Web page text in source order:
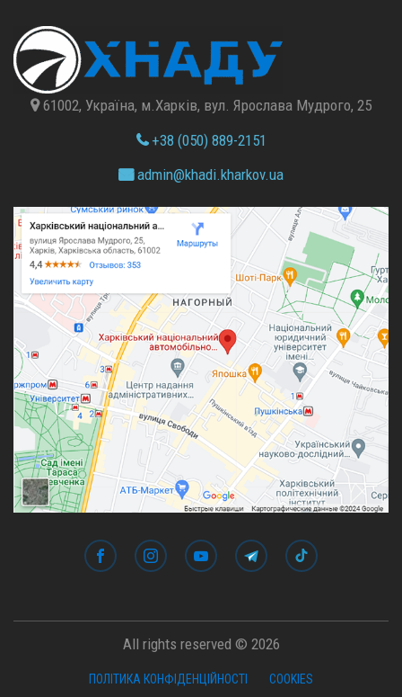
61002, Україна, м.Харків, вул. Ярослава Мудрого, 25
+38 (050) 889-2151
admin@khadi.kharkov.ua
All rights reserved © 2026
ПОЛІТИКА КОНФІДЕНЦІЙНОСТІ COOKIES